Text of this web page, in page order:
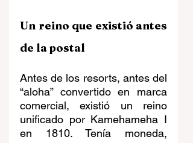
Un reino que existió antes
de la postal
Antes de los resorts, antes del
“aloha” convertido en marca
comercial, existió un reino
unificado por Kamehameha I
en 1810. Tenía moneda,